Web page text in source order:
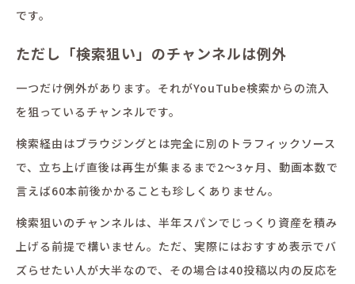
です。
ただし「検索狙い」のチャンネルは例外
一つだけ例外があります。それがYouTube検索からの流入
を狙っているチャンネルです。
検索経由はブラウジングとは完全に別のトラフィックソース
で、立ち上げ直後は再生が集まるまで2〜3ヶ月、動画本数で
言えば60本前後かかることも珍しくありません。
検索狙いのチャンネルは、半年スパンでじっくり資産を積み
上げる前提で構いません。ただ、実際にはおすすめ表示でバ
ズらせたい人が大半なので、その場合は40投稿以内の反応を